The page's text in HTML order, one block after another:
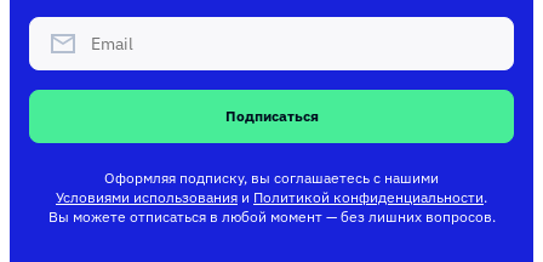
Подписаться
Оформляя подписку, вы соглашаетесь с нашими
Условиями использования и Политикой конфиденциальности.
Вы можете отписаться в любой момент — без лишних вопросов.